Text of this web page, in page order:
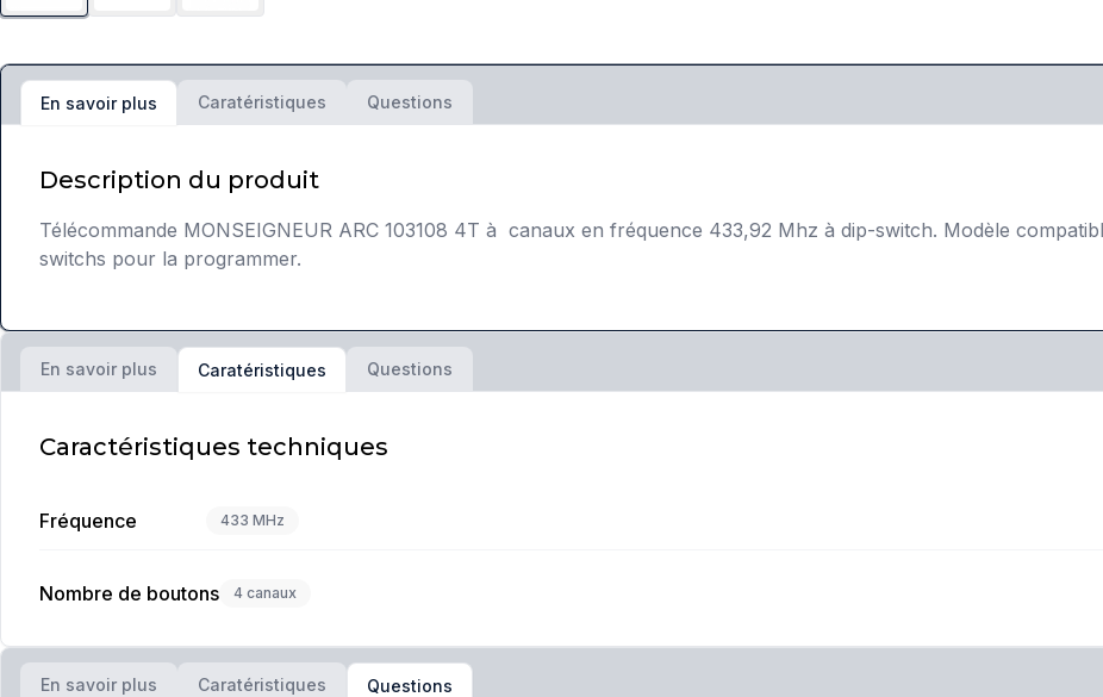
En savoir plus Caratéristiques Questions
Description du produit
Télécommande MONSEIGNEUR ARC 103108 4T à canaux en fréquence 433,92 Mhz à dip-switch. Modèle
switchs pour la programmer.
En savoir plus Caratéristiques Questions
Caractéristiques techniques
Fréquence 433 MHz
Nombre de boutons 4 canaux
En savoir plus Caratéristiques Questions